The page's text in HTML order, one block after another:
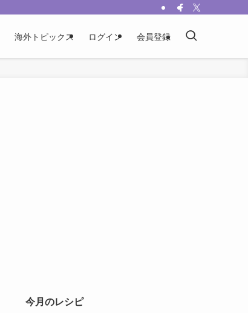
海外トピックス ログイン 会員登録
今月のレシピ